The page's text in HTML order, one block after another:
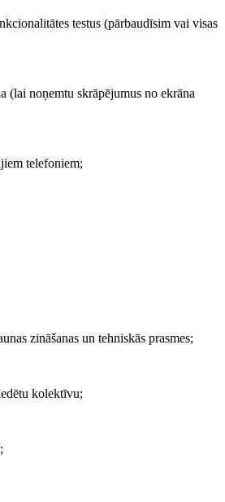
testus (pārbaudīsim vai visas
(lai noņemtu skrāpējumus no ekrāna
telefoniem;
zināšanas un tehniskās prasmes;
kolektīvu;